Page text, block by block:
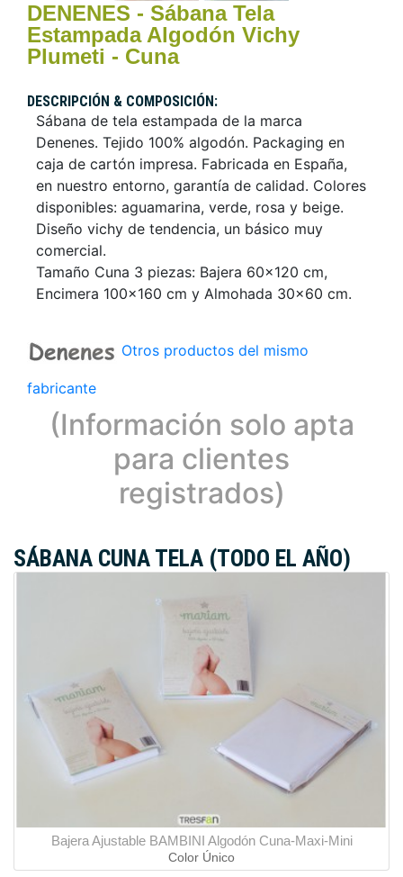
DENENES - Sábana Tela
Estampada Algodón Vichy
Plumeti - Cuna
DESCRIPCIÓN & COMPOSICIÓN:
Sábana de tela estampada de la marca
Denenes. Tejido 100% algodón. Packaging en
caja de cartón impresa. Fabricada en España,
en nuestro entorno, garantía de calidad. Colores
disponibles: aguamarina, verde, rosa y beige.
Diseño vichy de tendencia, un básico muy
comercial.
Tamaño Cuna 3 piezas: Bajera 60x120 cm,
Encimera 100x160 cm y Almohada 30x60 cm.
Otros productos del mismo
fabricante
(Información solo apta
para clientes
registrados)
SÁBANA CUNA TELA (TODO EL AÑO)
Bajera Ajustable BAMBINI Algodón Cuna-Maxi-Mini
Color Único